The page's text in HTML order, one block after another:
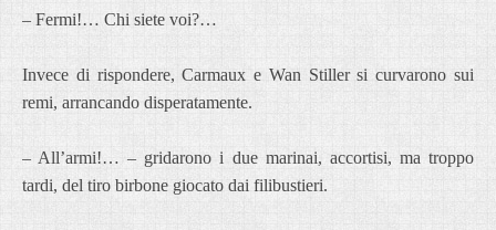
– Fermi!… Chi siete voi?…
Invece di rispondere, Carmaux e Wan Stiller si curvarono sui
remi, arrancando disperatamente.
– All’armi!… – gridarono i due marinai, accortisi, ma troppo
tardi, del tiro birbone giocato dai filibustieri.